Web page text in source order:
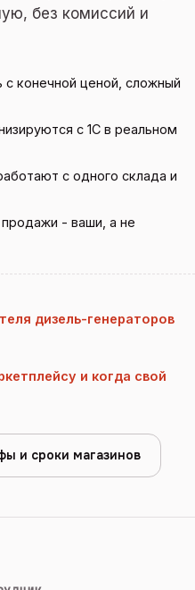
без комиссий и
конечной ценой, сложный
с 1С в реальном
с одного склада и
- ваши, а не
дизель-генераторов
и когда свой
и сроки магазинов